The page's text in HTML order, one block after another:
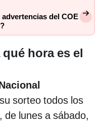
del COE
qué hora es el
sorteo todos los
lunes a sábado,